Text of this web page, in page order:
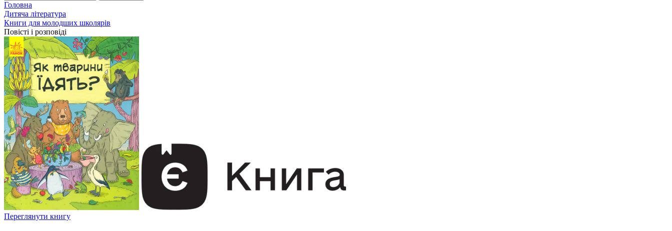
Головна
Дитяча література
Книги для молодших школярів
Повісті і розповіді
Переглянути книгу